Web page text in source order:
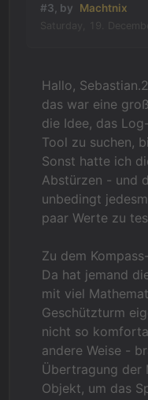
#3, by Machtnix
Hallo,
das war eine
die Idee, das
Tool zu suchen,
Sonst hatte ich
Abstürzen - und
unbedingt
paar Werte zu
Zu dem
Da hat jemand
mit viel
Geschützturm
nicht so
andere Weise -
Übertragung der
Objekt, um das